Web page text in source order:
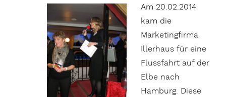
Am 20.02.2014
kam die
Marketingfirma
Illerhaus für eine
Flussfahrt auf der
Elbe nach
Hamburg. Diese